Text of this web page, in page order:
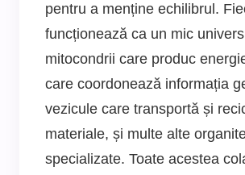
pentru a menține echilibrul.
funcționează ca un mic
mitocondrii care produc
care coordonează informația
vezicule care transportă și
materiale, și multe alte
specializate. Toate acestea